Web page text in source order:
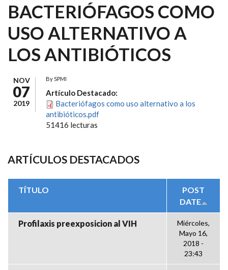
BACTERIÓFAGOS COMO
USO ALTERNATIVO A
LOS ANTIBIÓTICOS
NOV
07
2019
BySPMI
Artículo Destacado:
Bacteriófagos como uso alternativo a los
antibióticos.pdf
51416 lecturas
ARTÍCULOS DESTACADOS
TÍTULO
POST
DATE
Profilaxis preexposicion al VIH
Miércoles,
Mayo 16,
2018 -
23:43